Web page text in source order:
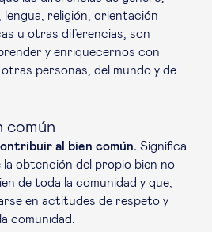
religión, orientación
u otras diferencias, son
y enriquecernos con
personas, del mundo y de
común
al bien común. Significa
obtención del propio bien no
de toda la comunidad y que,
en actitudes de respeto y
comunidad.